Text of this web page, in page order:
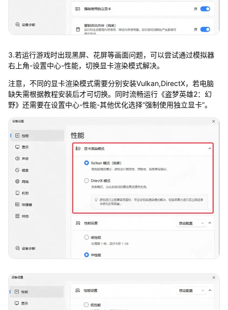
3.若运行游戏时出现黑屏、花屏等画面问题，可以尝试通过模拟器
右上角-设置中心-性能，切换显卡渲染模式解决。
注意，不同的显卡渲染模式需要分别安装Vulkan,DirectX，若电脑
缺失需根据教程安装后才可切换。同时流畅运行《盗梦英雄2：幻
野》还需要在设置中心-性能-其他优化选择“强制使用独立显卡”。